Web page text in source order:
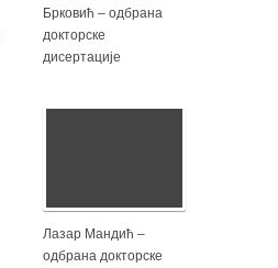
Брковић – одбрана
докторске
дисертације
Лазар Мандић –
одбрана докторске